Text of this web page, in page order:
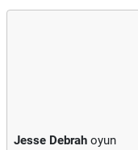
Jesse Debrah oyun